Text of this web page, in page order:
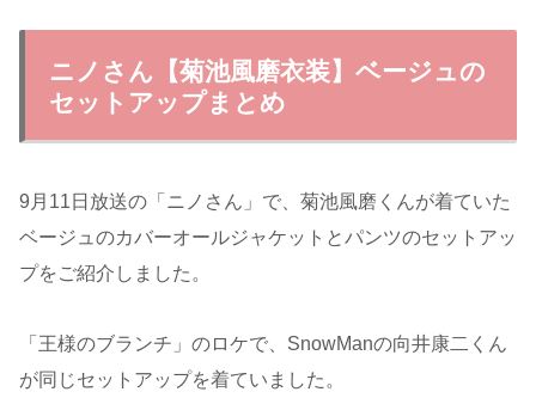
ニノさん【菊池風磨衣装】ベージュの
セットアップまとめ
9月11日放送の「ニノさん」で、菊池風磨くんが着ていた
ベージュのカバーオールジャケットとパンツのセットアッ
プをご紹介しました。
「王様のブランチ」のロケで、SnowManの向井康二くん
が同じセットアップを着ていました。